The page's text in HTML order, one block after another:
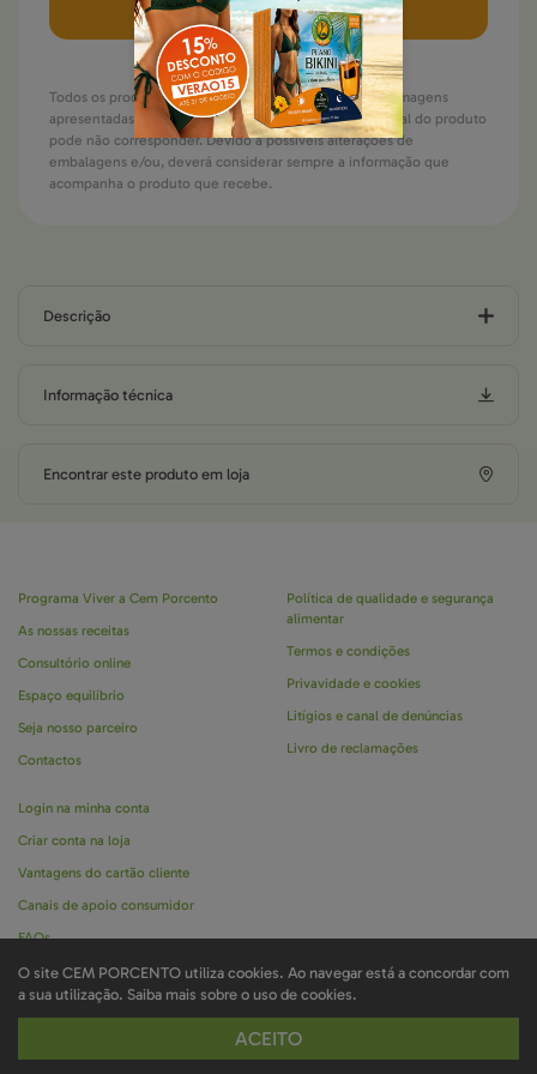
Descrição
Informação técnica
Encontrar este produto em loja
Todos os produtos estão sujeitos a rotura de stock. As imagens
apresentadas são meramente ilustrativas. A imagem final do produto
pode não corresponder. Devido a possíveis alterações de
embalagens e/ou, deverá considerar sempre a informação que
acompanha o produto que recebe.
Marca registada CEM PORCENTO é propriedade da Ignoramus © todos os direitos
Programa Viver a Cem Porcento
As nossas receitas
Consultório online
Espaço equilíbrio
Seja nosso parceiro
Contactos
Política de qualidade e segurança
alimentar
Termos e condições
Privavidade e cookies
Litígios e canal de denúncias
Livro de reclamações
Login na minha conta
Criar conta na loja
Vantagens do cartão cliente
Canais de apoio consumidor
FAQs
O site CEM PORCENTO utiliza cookies. Ao navegar está a concordar com
a sua utilização. Saiba mais sobre o uso de cookies.
ACEITO